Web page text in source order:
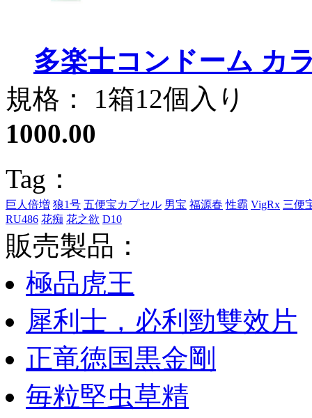
多楽士コンドーム カ
規格： 1箱12個入り
1000.00
Tag：
巨人倍増 狼1号 五便宝カプセル 男宝 福源春 性霸 VigRx 三便
RU486 花痴 花之欲 D10
販売製品：
極品虎王
犀利士，必利勁雙效片
正竜徳国黒金剛
毎粒堅虫草精